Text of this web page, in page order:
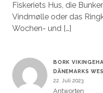
Fiskeriets Hus, die
Vindmølle oder das
Wochen- und […]
BORK
DÄNEMARKS
22. Juli 2023
Antworten